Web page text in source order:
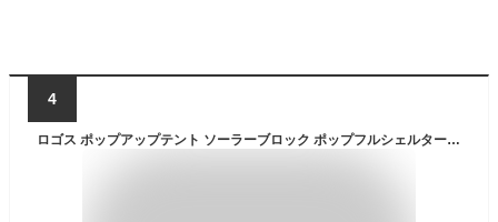
4
ロゴス ポップアップテント ソーラーブロック ポップフルシェルター 71809033 アウトドア シェルター キャンプ 遮光 UVカット 海 海水浴 プール